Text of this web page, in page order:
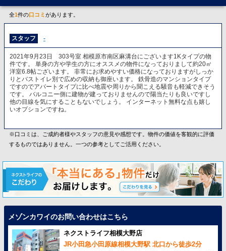
全1件の口コミ があります。
スタッフ -
2021年9月23日 303号室 相模原市南区麻溝台にございます1Kタイプの物
件です。 単身の方や学生の方にオススメの物件になっておりまして約20㎡
洋室6.8帖ございます。 非常にお求めやすい価格になっておりますがしっか
りとバストイレ別で広めの収納も御座います。 鉄骨造のマンションタイプ
ですのでアパートタイプに比べ地震や周りから聞こえる騒音も軽減できそう
です。 バルコニー側に建物が建っておりませんので陽当たりも良いですし
他の目線を気にすることもないでしょう。 インターネット無料な点も嬉し
いオプションですね。
※口コミは、ご成約者様やスタッフの意見や感想です。物件の価値を客観的に評価
するものではありません。一つの参考としてご活用ください。
メゾンカワイのお問い合わせはこちら
ネクストライフ相模大野店
JR小田急小田原線相模大野駅 北口から徒歩2分